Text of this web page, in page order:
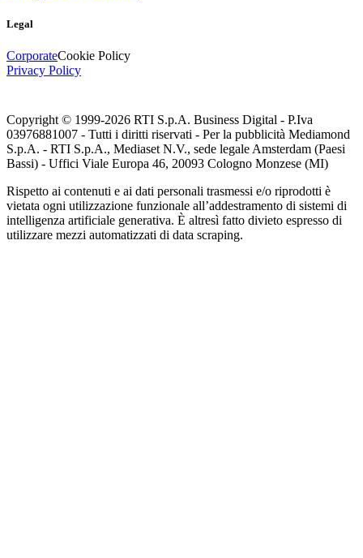
Legal
CorporateCookie Policy
Privacy Policy
Copyright © 1999-2026 RTI S.p.A. Business Digital - P.Iva
03976881007 - Tutti i diritti riservati - Per la pubblicità Mediamond
S.p.A. - RTI S.p.A., Mediaset N.V., sede legale Amsterdam (Paesi
Bassi) - Uffici Viale Europa 46, 20093 Cologno Monzese (MI)
Rispetto ai contenuti e ai dati personali trasmessi e/o riprodotti è
vietata ogni utilizzazione funzionale all’addestramento di sistemi di
intelligenza artificiale generativa. È altresì fatto divieto espresso di
utilizzare mezzi automatizzati di data scraping.